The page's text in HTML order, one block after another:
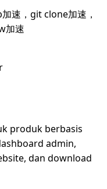
速，git clone加速，
加速
produk berbasis
admin,
dan download